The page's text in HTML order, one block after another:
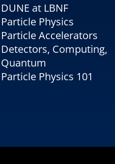
DUNE at LBNF
Particle Physics
Particle Accelerators
Detectors, Computing,
Quantum
Particle Physics 101